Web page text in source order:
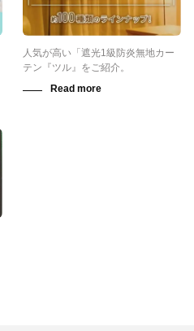
人気が高い「遮光1級防炎無地カー
テン『ツル』をご紹介。